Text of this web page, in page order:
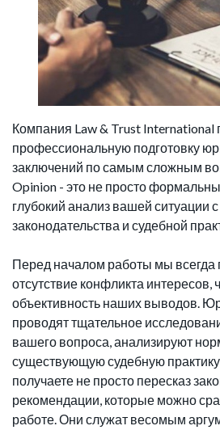
Компания Law & Trust International
профессиональную подготовку
заключений по самым сложным
Opinion - это не просто
глубокий анализ вашей ситуации
законодательства и судебной
Перед началом работы мы всегда
отсутствие конфликта интересов,
объективность наших выводов.
проводят тщательное
вашего вопроса, анализируют
существующую судебную практику.
получаете не просто пересказ
рекомендации, которые можно
работе. Они служат весомым